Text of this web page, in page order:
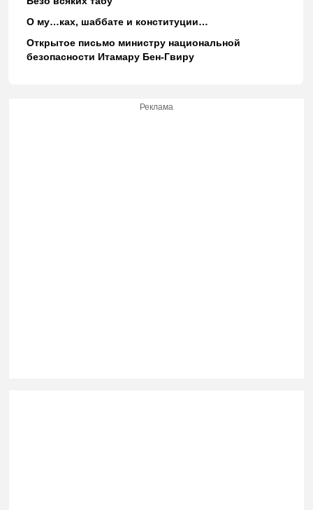
О му…ках, шаббате и конституции…
Открытое письмо министру национальной
безопасности Итамару Бен-Гвиру
Реклама